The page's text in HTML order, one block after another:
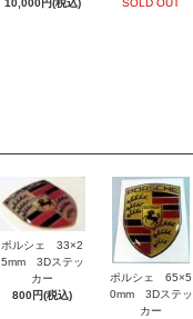
10,000円(税込)
ポルシェ 33×2
5mm 3Dステッ
カー
800円(税込)
ポルシェ 65×5
0mm 3Dステッ
カー